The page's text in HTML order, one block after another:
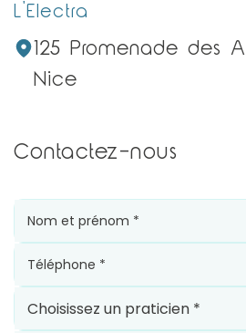
L'Electra
125 Promenade des
Nice
Contactez-nous
Nom et prénom *
Téléphone *
Choisissez un praticien *